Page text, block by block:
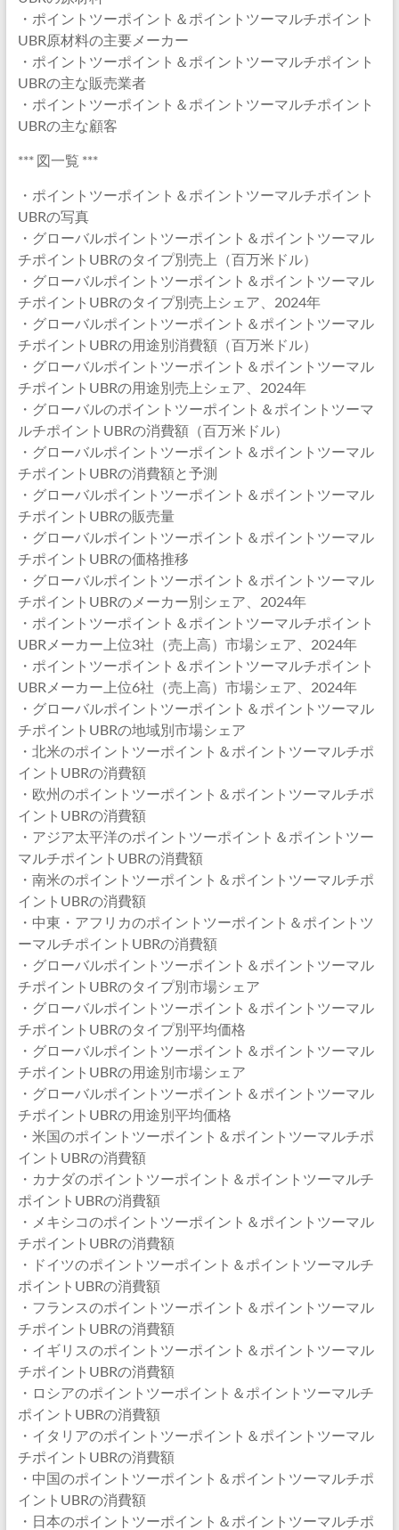
・ポイントツーポイント＆ポイントツーマルチポイント
UBR原材料の主要メーカー
・ポイントツーポイント＆ポイントツーマルチポイント
UBRの主な販売業者
・ポイントツーポイント＆ポイントツーマルチポイント
UBRの主な顧客
*** 図一覧 ***
・ポイントツーポイント＆ポイントツーマルチポイント
UBRの写真
・グローバルポイントツーポイント＆ポイントツーマル
チポイントUBRのタイプ別売上（百万米ドル）
・グローバルポイントツーポイント＆ポイントツーマル
チポイントUBRのタイプ別売上シェア、2024年
・グローバルポイントツーポイント＆ポイントツーマル
チポイントUBRの用途別消費額（百万米ドル）
・グローバルポイントツーポイント＆ポイントツーマル
チポイントUBRの用途別売上シェア、2024年
・グローバルのポイントツーポイント＆ポイントツーマ
ルチポイントUBRの消費額（百万米ドル）
・グローバルポイントツーポイント＆ポイントツーマル
チポイントUBRの消費額と予測
・グローバルポイントツーポイント＆ポイントツーマル
チポイントUBRの販売量
・グローバルポイントツーポイント＆ポイントツーマル
チポイントUBRの価格推移
・グローバルポイントツーポイント＆ポイントツーマル
チポイントUBRのメーカー別シェア、2024年
・ポイントツーポイント＆ポイントツーマルチポイント
UBRメーカー上位3社（売上高）市場シェア、2024年
・ポイントツーポイント＆ポイントツーマルチポイント
UBRメーカー上位6社（売上高）市場シェア、2024年
・グローバルポイントツーポイント＆ポイントツーマル
チポイントUBRの地域別市場シェア
・北米のポイントツーポイント＆ポイントツーマルチポ
イントUBRの消費額
・欧州のポイントツーポイント＆ポイントツーマルチポ
イントUBRの消費額
・アジア太平洋のポイントツーポイント＆ポイントツー
マルチポイントUBRの消費額
・南米のポイントツーポイント＆ポイントツーマルチポ
イントUBRの消費額
・中東・アフリカのポイントツーポイント＆ポイントツ
ーマルチポイントUBRの消費額
・グローバルポイントツーポイント＆ポイントツーマル
チポイントUBRのタイプ別市場シェア
・グローバルポイントツーポイント＆ポイントツーマル
チポイントUBRのタイプ別平均価格
・グローバルポイントツーポイント＆ポイントツーマル
チポイントUBRの用途別市場シェア
・グローバルポイントツーポイント＆ポイントツーマル
チポイントUBRの用途別平均価格
・米国のポイントツーポイント＆ポイントツーマルチポ
イントUBRの消費額
・カナダのポイントツーポイント＆ポイントツーマルチ
ポイントUBRの消費額
・メキシコのポイントツーポイント＆ポイントツーマル
チポイントUBRの消費額
・ドイツのポイントツーポイント＆ポイントツーマルチ
ポイントUBRの消費額
・フランスのポイントツーポイント＆ポイントツーマル
チポイントUBRの消費額
・イギリスのポイントツーポイント＆ポイントツーマル
チポイントUBRの消費額
・ロシアのポイントツーポイント＆ポイントツーマルチ
ポイントUBRの消費額
・イタリアのポイントツーポイント＆ポイントツーマル
チポイントUBRの消費額
・中国のポイントツーポイント＆ポイントツーマルチポ
イントUBRの消費額
・日本のポイントツーポイント＆ポイントツーマルチポ